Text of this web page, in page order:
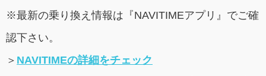
※最新の乗り換え情報は『NAVITIMEアプリ』でご確
認下さい。
＞ NAVITIMEの詳細をチェック